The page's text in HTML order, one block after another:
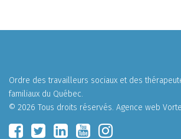
Ordre des travailleurs sociaux et des
familiaux du Québec.
© 2026 Tous droits réservés. Agence web